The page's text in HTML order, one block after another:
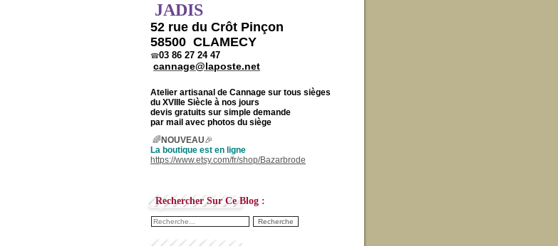
JADIS
52 rue du Crôt Pinçon
58500 CLAMECY
☎03 86 27 24 47
cannage@laposte.net
Atelier artisanal de Cannage sur tous sièges
du XVIIIe Siècle à nos jours
devis gratuits sur simple demande
par mail avec photos du siège
🌈NOUVEAU🎉
La boutique est en ligne
https://www.etsy.com/fr/shop/Bazarbrode
Rechercher Sur Ce Blog :